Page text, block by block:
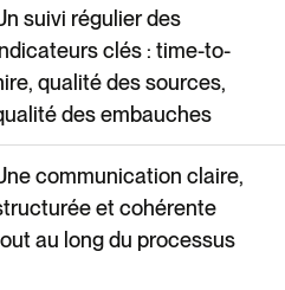
suivi régulier des
clés : time-to-
qualité des sources,
des embauches
communication claire,
et cohérente
au long du processus